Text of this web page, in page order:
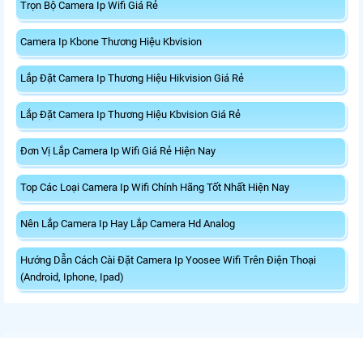
Trọn Bộ Camera Ip Wifi Giá Rẻ
Camera Ip Kbone Thương Hiệu Kbvision
Lắp Đặt Camera Ip Thương Hiệu Hikvision Giá Rẻ
Lắp Đặt Camera Ip Thương Hiệu Kbvision Giá Rẻ
Đơn Vị Lắp Camera Ip Wifi Giá Rẻ Hiện Nay
Top Các Loại Camera Ip Wifi Chính Hãng Tốt Nhất Hiện Nay
Nên Lắp Camera Ip Hay Lắp Camera Hd Analog
Hướng Dẫn Cách Cài Đặt Camera Ip Yoosee Wifi Trên Điện Thoại
(Android, Iphone, Ipad)